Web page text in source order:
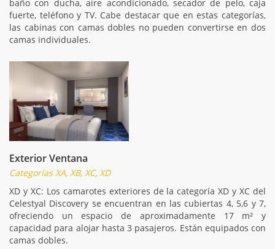
baño con ducha, aire acondicionado, secador de pelo, caja
fuerte, teléfono y TV. Cabe destacar que en estas categorías,
las cabinas con camas dobles no pueden convertirse en dos
camas individuales.
Exterior Ventana
Categorías XA, XB, XC, XD
XD y XC: Los camarotes exteriores de la categoría XD y XC del
Celestyal Discovery se encuentran en las cubiertas 4, 5,6 y 7,
ofreciendo un espacio de aproximadamente 17 m² y
capacidad para alojar hasta 3 pasajeros. Están equipados con
camas dobles.